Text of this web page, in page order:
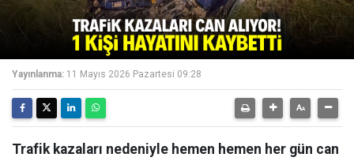
Yayınlanma: 11 Mayıs 2026 Pazartesi 09:28
Trafik kazaları nedeniyle hemen hemen her gün can